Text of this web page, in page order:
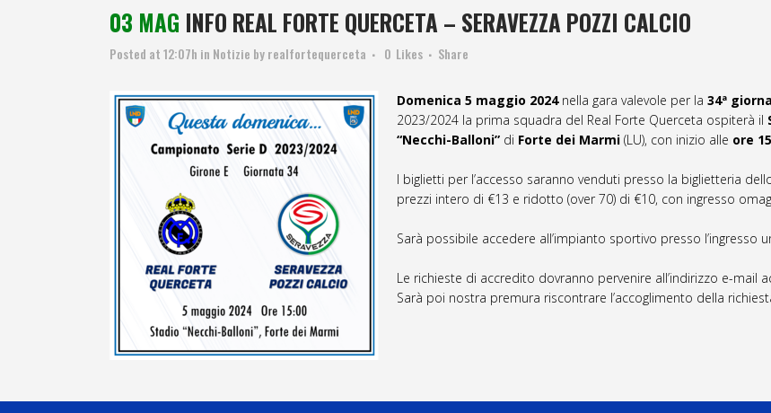
03 MAG INFO REAL FORTE QUERCETA – SERAVEZZA POZZI CALCIO
Posted at 12:07h in Notizie byrealfortequerceta 0 Likes Share
Domenica 5 maggio 2024nella gara valevole per la 34ª
2023/2024 la prima squadra del Real Forte Querceta ospiterà il
“Necchi-Balloni” di Forte dei Marmi (LU), con inizio alle ore
I biglietti per l’accesso saranno venduti presso la biglietteria
prezzi intero di €13 e ridotto (over 70) di €10, con ingresso
Sarà possibile accedere all’impianto sportivo presso l’ingresso
Le richieste di accredito dovranno pervenire all’indirizzo e-
Sarà poi nostra premura riscontrare l’accoglimento della